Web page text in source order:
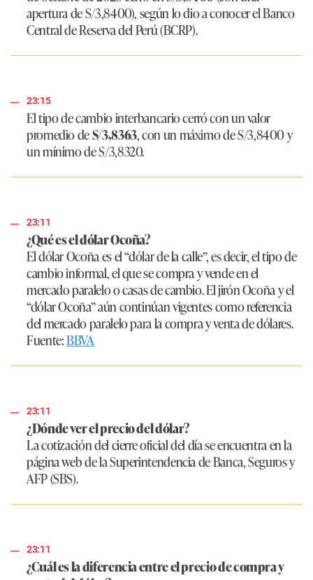
apertura de S/3,8400), según lo dio a conocer el Banco
Central de Reserva del Perú (BCRP).
23:15
El tipo de cambio interbancario cerró con un valor
promedio deS/3,8363, con un máximo de S/3,8400 y
un mínimo de S/3,8320.
23:11
¿Qué es el dólar Ocoña?
El dólar Ocoña es el “dólar de la calle”, es decir, el tipo de
cambio informal, el que se compra y vende en el
mercado paralelo o casas de cambio. El jirón Ocoña y el
“dólar Ocoña” aún continúan vigentes como referencia
del mercado paralelo para la compra y venta de dólares.
Fuente:BBVA
23:11
¿Dónde ver el precio del dólar?
La cotización del cierre oficial del día se encuentra en la
página web de la Superintendencia de Banca, Seguros y
AFP (SBS).
23:11
¿Cuál es la diferencia entre el precio de compra y